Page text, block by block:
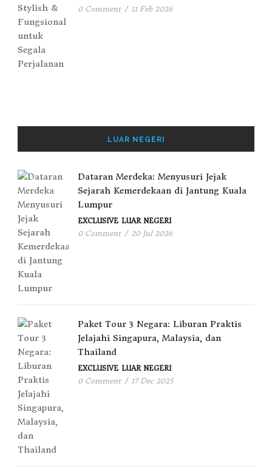
0 Comment / 11 Feb 2026
LUAR NEGERI
Dataran Merdeka: Menyusuri Jejak
Sejarah Kemerdekaan di Jantung Kuala
Lumpur
EXCLUSIVE LUAR NEGERI
0 Comment / 20 Jul 2026
Paket Tour 3 Negara: Liburan Praktis
Jelajahi Singapura, Malaysia, dan
Thailand
EXCLUSIVE LUAR NEGERI
0 Comment / 17 Dec 2025